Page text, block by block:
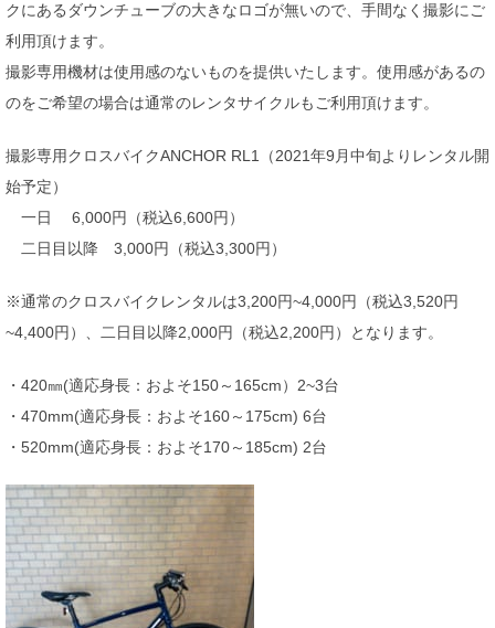
クにあるダウンチューブの大きなロゴが無いので、手間なく撮影にご
利用頂けます。
撮影専用機材は使用感のないものを提供いたします。使用感があるの
のをご希望の場合は通常のレンタサイクルもご利用頂けます。
撮影専用クロスバイクANCHOR RL1（2021年9月中旬よりレンタル開
始予定）
一日 6,000円（税込6,600円）
二日目以降 3,000円（税込3,300円）
※通常のクロスバイクレンタルは3,200円~4,000円（税込3,520円
~4,400円）、二日目以降2,000円（税込2,200円）となります。
・420㎜(適応身長：およそ150～165cm）2~3台
・470mm(適応身長：およそ160～175cm) 6台
・520mm(適応身長：およそ170～185cm) 2台